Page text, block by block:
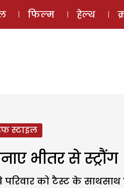
ई-मैगज़ीन
फिल्म हेल्थ
स्टाइल
भीतर से स्ट्रौंग
को टैस्ट के साथसाथ